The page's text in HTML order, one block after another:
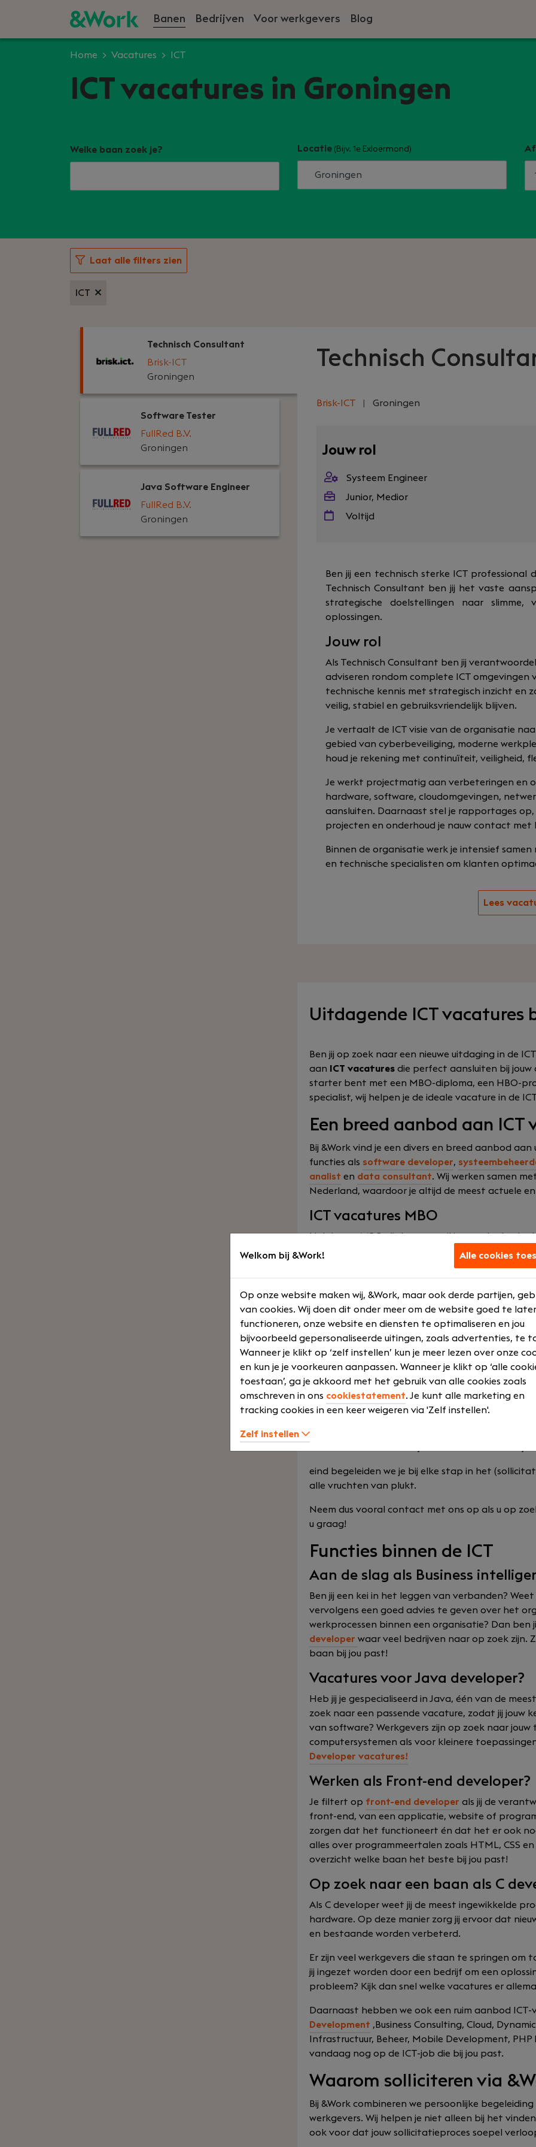
Banen Bedrijven Voor werkgevers Blog
Home Vacatures ICT
ICT vacatures in Groningen
Welke baan zoek je? Locatie (Bijv. 1e Exloërmond)
Laat alle filters zien
ICT
Technisch Consultant
Brisk-ICT
Groningen
Software Tester
FullRed B.V.
Groningen
Java Software Engineer
FullRed B.V.
Groningen
Technisch
Brisk-ICT Groningen
Jouw rol
Systeem Engineer
Junior, Medior
Voltijd
Ben jij een technisch sterke ICT professional
Technisch Consultant ben jij het vaste
strategische doelstellingen naar slimme,
oplossingen.
Jouw rol
Als Technisch Consultant ben jij
adviseren rondom complete ICT omgevingen
technische kennis met strategisch inzicht en
veilig, stabiel en gebruiksvriendelijk blijven.
Je vertaalt de ICT visie van de organisatie
gebied van cyberbeveiliging, moderne
houd je rekening met continuïteit, veiligheid,
Je werkt projectmatig aan verbeteringen en
hardware, software, cloudomgevingen,
aansluiten. Daarnaast stel je rapportages
projecten en onderhoud je nauw contact met
Binnen de organisatie werk je intensief
en technische specialisten om klanten
Lees
Uitdagende ICT vacatures
Ben jij op zoek naar een nieuwe uitdaging in de
aan
ICT vacatures die perfect aansluiten bij jouw
starter bent met een MBO-diploma, een HBO-
specialist, wij helpen je de ideale vacature in de
Een breed aanbod aan ICT
Bij &Work vind je een divers en breed aanbod
functies als software developer,
analist en data consultant. Wij werken samen
Nederland, waardoor je altijd de meest actuele
ICT vacatures MBO
Heb je een MBO-diploma en wil je aan de slag in
ICT vacatures op MBO niveau. Denk aan functies
of junior systeembeheerder. Met de
je je snel ontwikkelen binnen de dynamische
ICT vacatures HBO
Voor HBO-professionals biedt &Work uitdagende
netwerk engineeren projectmanagement tot
mogelijkheden zijn eindeloos. Wij zorgen ervoor
kennis kunt toepassen en verder kunt
ICT-vacatures ook in jouw
interessante werkgevers die staan te springen
Solliciteer direct of laat je eerst adviseren over
eind begeleiden we je bij elke stap in het
alle vruchten van plukt.
Neem dus vooral contact met ons op als u op
u graag!
Functies binnen de ICT
Aan de slag als Business
Ben jij een kei in het leggen van verbanden?
vervolgens een goed advies te geven over het
werkprocessen binnen een organisatie? Dan ben
developer waar veel bedrijven naar op zoek zijn.
baan bij jou past!
Vacatures voor Java developer?
Heb jij je gespecialiseerd in Java, één van de
zoek naar een passende vacature, zodat jij jouw
van software? Werkgevers zijn op zoek naar
computersystemen als voor kleinere
Developer vacatures!
Werken als Front-end developer?
Je filtert op front-end developer als jij de
front-end, van een applicatie, website of
zorgen dat het functioneert én dat het er ook
alles over programmeertalen zoals HTML, CSS
overzicht welke baan het beste bij jou past!
Op zoek naar een baan als C
Als C developer weet jij de meest ingewikkelde
hardware. Op deze manier zorg jij ervoor dat
en bestaande worden verbeterd.
Er zijn veel werkgevers die staan te springen om
jij ingezet worden door een bedrijf om een
probleem? Kijk dan snel welke vacatures er
Daarnaast hebben we ook een ruim aanbod
Development ,Business Consulting, Cloud,
Infrastructuur, Beheer, Mobile Development,
vandaag nog op de ICT-job die bij jou past.
Waarom solliciteren via
Bij &Work combineren we persoonlijke
werkgevers. Wij helpen je niet alleen bij het
ook voor dat jouw sollicitatieproces soepel
Welkom bij &Work! Alle cookies
Op onze website maken wij, &Work, maar ook derde partijen,
van cookies. Wij doen dit onder meer om de website goed te
functioneren, onze website en diensten te optimaliseren en jou
bijvoorbeeld gepersonaliseerde uitingen, zoals advertenties, te
Wanneer je klikt op ‘zelf instellen’ kun je meer lezen over onze
en kun je je voorkeuren aanpassen. Wanneer je klikt op ‘alle
toestaan’, ga je akkoord met het gebruik van alle cookies zoals
omschreven in ons cookiestatement. Je kunt alle marketing en
tracking cookies in een keer weigeren via 'Zelf instellen'.
Zelf instellen